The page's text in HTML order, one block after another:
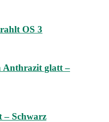
OS 3
Anthrazit glatt –
– Schwarz